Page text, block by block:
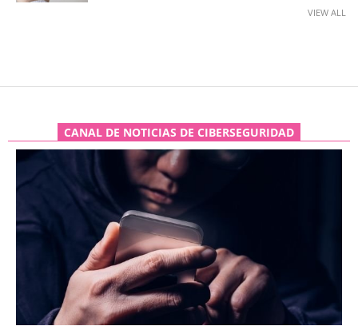
VIEW ALL
CANAL DE NOTICIAS DE CIBERSEGURIDAD